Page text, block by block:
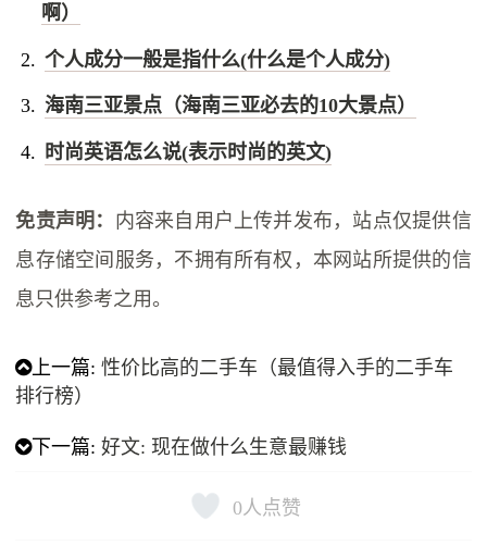
啊）
个人成分一般是指什么(什么是个人成分)
海南三亚景点（海南三亚必去的10大景点）
时尚英语怎么说(表示时尚的英文)
免责声明： 内容来自用户上传并发布，站点仅提供信
息存储空间服务，不拥有所有权，本网站所提供的信
息只供参考之用。
上一篇:性价比高的二手车（最值得入手的二手车
排行榜）
下一篇:好文: 现在做什么生意最赚钱
0人点赞